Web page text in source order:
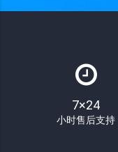
7×24
小时售后支持